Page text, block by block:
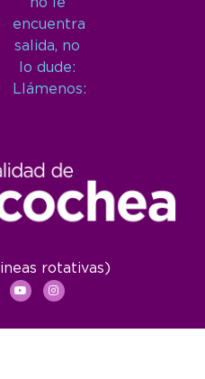
no le
encuentra
salida, no
lo dude:
Llámenos:
rotativas)